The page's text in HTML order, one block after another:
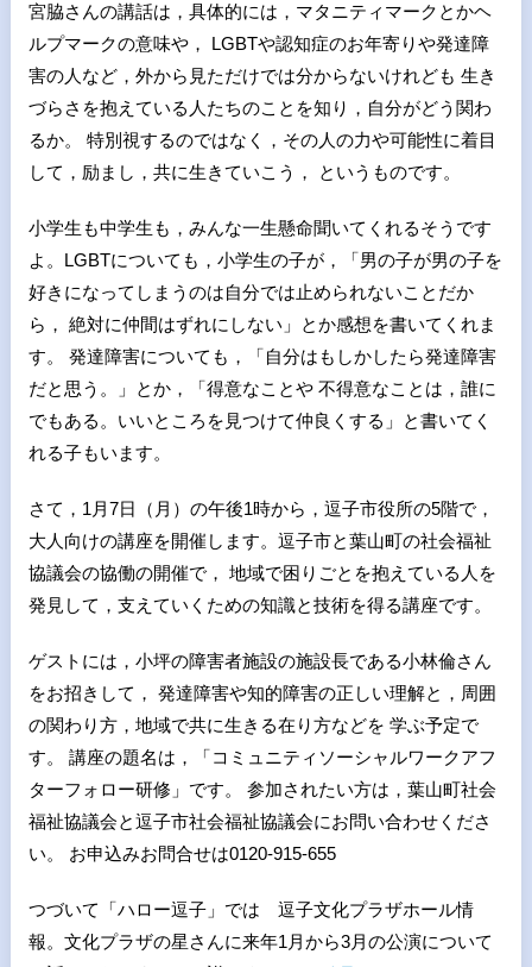
宮脇さんの講話は，具体的には，マタニティマークとかヘ
ルプマークの意味や， LGBTや認知症のお年寄りや発達障
害の人など，外から見ただけでは分からないけれども 生き
づらさを抱えている人たちのことを知り，自分がどう関わ
るか。 特別視するのではなく，その人の力や可能性に着目
して，励まし，共に生きていこう， というものです。
小学生も中学生も，みんな一生懸命聞いてくれるそうです
よ。LGBTについても，小学生の子が，「男の子が男の子を
好きになってしまうのは自分では止められないことだか
ら， 絶対に仲間はずれにしない」とか感想を書いてくれま
す。 発達障害についても，「自分はもしかしたら発達障害
だと思う。」とか，「得意なことや 不得意なことは，誰に
でもある。いいところを見つけて仲良くする」と書いてく
れる子もいます。
さて，1月7日（月）の午後1時から，逗子市役所の5階で，
大人向けの講座を開催します。逗子市と葉山町の社会福祉
協議会の協働の開催で， 地域で困りごとを抱えている人を
発見して，支えていくための知識と技術を得る講座です。
ゲストには，小坪の障害者施設の施設長である小林倫さん
をお招きして， 発達障害や知的障害の正しい理解と，周囲
の関わり方，地域で共に生きる在り方などを 学ぶ予定で
す。 講座の題名は，「コミュニティソーシャルワークアフ
ターフォロー研修」です。 参加されたい方は，葉山町社会
福祉協議会と逗子市社会福祉協議会にお問い合わせくださ
い。 お申込みお問合せは0120-915-655
つづいて「ハロー逗子」では 逗子文化プラザホール情
報。文化プラザの星さんに来年1月から3月の公演について